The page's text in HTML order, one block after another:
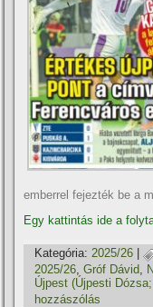
emberrel fejezték be a
Egy kattintás ide a
Kategória: 2025/26 |
2025/26 ,Gróf Dávid
Újpest (Újpesti
hozzászólás